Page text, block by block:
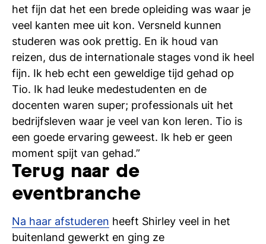
het fijn dat het een brede opleiding was waar je
veel kanten mee uit kon. Versneld kunnen
studeren was ook prettig. En ik houd van
reizen, dus de internationale stages vond ik heel
fijn. Ik heb echt een geweldige tijd gehad op
Tio. Ik had leuke medestudenten en de
docenten waren super; professionals uit het
bedrijfsleven waar je veel van kon leren. Tio is
een goede ervaring geweest. Ik heb er geen
moment spijt van gehad.”
Terug naar de
eventbranche
Na haar afstuderen heeft Shirley veel in het
buitenland gewerkt en ging ze